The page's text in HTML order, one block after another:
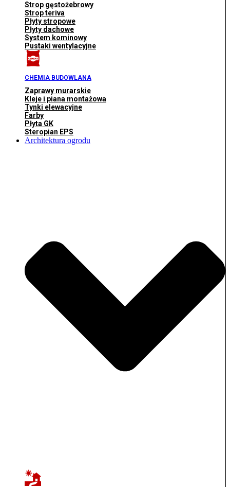
Strop gęstożebrowy
Strop teriva
Płyty stropowe
Płyty dachowe
System kominowy
Pustaki wentylacyjne
CHEMIA BUDOWLANA
Zaprawy murarskie
Kleje i piana montażowa
Tynki elewacyjne
Farby
Płyta GK
Steropian EPS
Architektura ogrodu